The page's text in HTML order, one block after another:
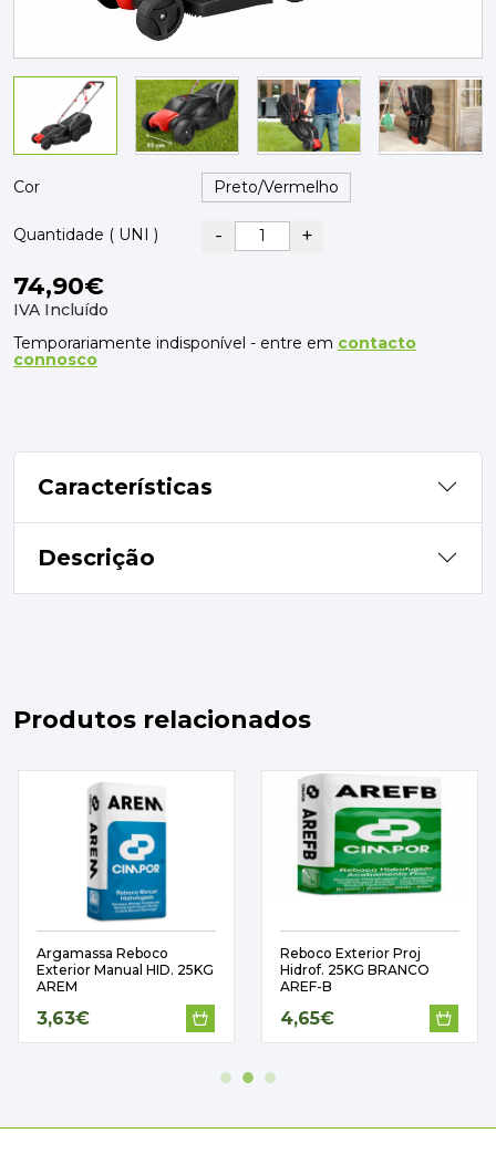
TINTAS, DROGAS E LIMPEZA
Cor
Quantidade ( UNI ) - +
74,90€
IVA Incluído
Temporariamente indisponível - entre em contacto
connosco
Características
Descrição
Produtos relacionados
Argamassa Reboco
Exterior Manual HID. 25KG
AREM
3,63€
Reboco Exterior Proj
Hidrof. 25KG BRANCO
AREF-B
4,65€